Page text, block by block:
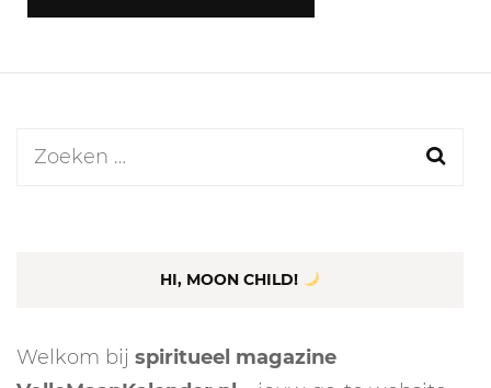
Zoeken
HI, MOON CHILD!
Welkom bij spiritueel magazine